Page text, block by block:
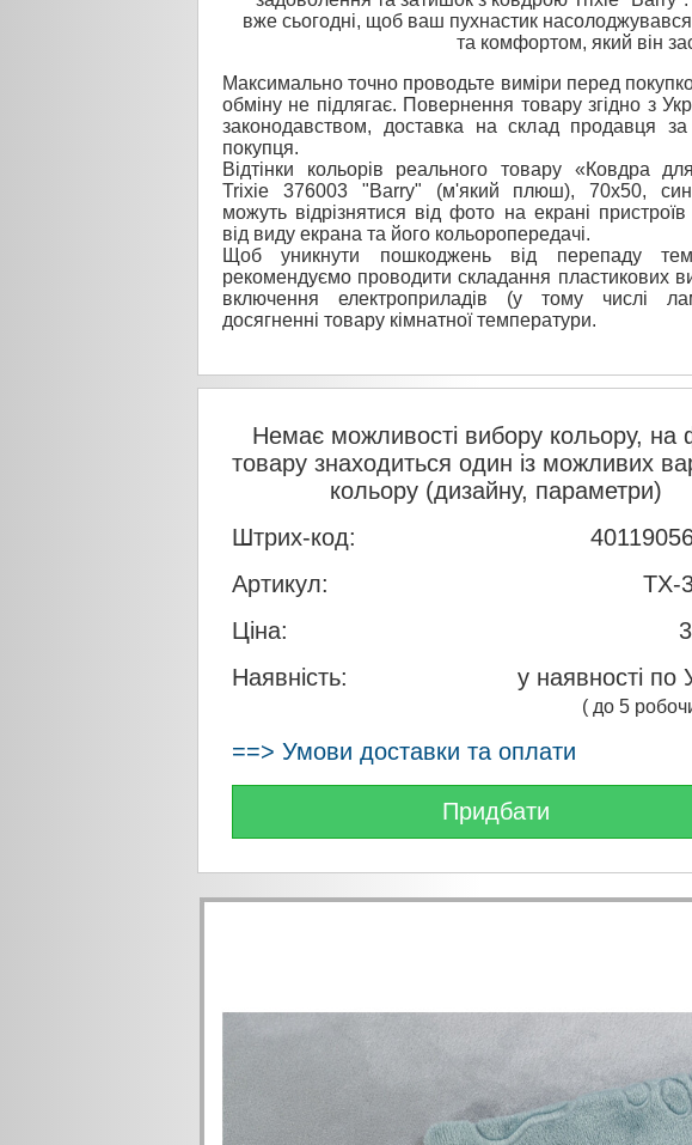
вже сьогодні, щоб ваш пухнастик
та комфортом, який він
Максимально точно проводьте виміри перед
обміну не підлягає. Повернення товару згідно з
законодавством, доставка на склад продавця за
покупця.
Відтінки кольорів реального товару «Ковдра
Trixie 376003 "Barry" (м'який плюш), 70х50,
можуть відрізнятися від фото на екрані
від виду екрана та його кольоропередачі.
Щоб уникнути пошкоджень від перепаду
рекомендуємо проводити складання пластикових
включення електроприладів (у тому числі
досягненні товару кімнатної температури.
Немає можливості вибору кольору, на
товару знаходиться один із можливих
кольору (дизайну, параметри)
Штрих-код:
Артикул:
TX-
Ціна:
Наявність:
у наявності по
( до 5
==> Умови доставки та оплати
Придбати